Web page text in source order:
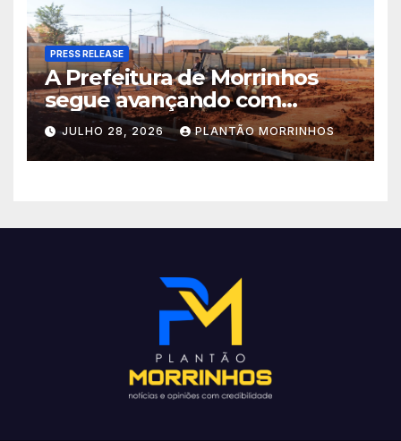
PRESS RELEASE
A Prefeitura de Morrinhos
segue avançando com
importantes investimentos
no Setor Arca de Noé.
JULHO 28, 2026 PLANTÃO MORRINHOS